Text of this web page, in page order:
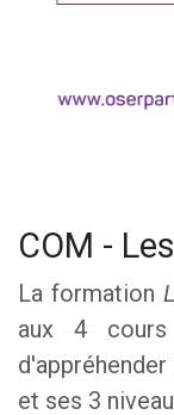
COM -
La formation
aux 4
et ses 3